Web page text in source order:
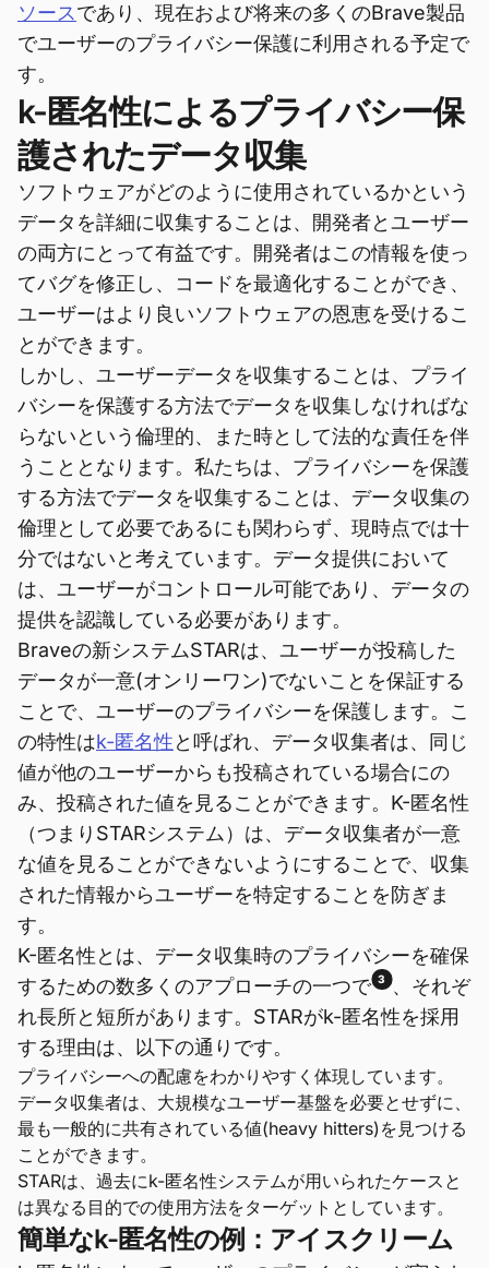
ソースであり、現在および将来の多くのBrave製品
でユーザーのプライバシー保護に利用される予定で
す。
k-匿名性によるプライバシー保
護されたデータ収集
ソフトウェアがどのように使用されているかという
データを詳細に収集することは、開発者とユーザー
の両方にとって有益です。開発者はこの情報を使っ
てバグを修正し、コードを最適化することができ、
ユーザーはより良いソフトウェアの恩恵を受けるこ
とができます。
しかし、ユーザーデータを収集することは、プライ
バシーを保護する方法でデータを収集しなければな
らないという倫理的、また時として法的な責任を伴
うこととなります。私たちは、プライバシーを保護
する方法でデータを収集することは、データ収集の
倫理として必要であるにも関わらず、現時点では十
分ではないと考えています。データ提供において
は、ユーザーがコントロール可能であり、データの
提供を認識している必要があります。
Braveの新システムSTARは、ユーザーが投稿した
データが一意(オンリーワン)でないことを保証する
ことで、ユーザーのプライバシーを保護します。こ
の特性はk-匿名性と呼ばれ、データ収集者は、同じ
値が他のユーザーからも投稿されている場合にの
み、投稿された値を見ることができます。K-匿名性
（つまりSTARシステム）は、データ収集者が一意
な値を見ることができないようにすることで、収集
された情報からユーザーを特定することを防ぎま
す。
K-匿名性とは、データ収集時のプライバシーを確保
するための数多くのアプローチの一つで 3 、それぞ
れ長所と短所があります。STARがk-匿名性を採用
する理由は、以下の通りです。
プライバシーへの配慮をわかりやすく体現しています。
データ収集者は、大規模なユーザー基盤を必要とせずに、
最も一般的に共有されている値(heavy hitters)を見つける
ことができます。
STARは、過去にk-匿名性システムが用いられたケースと
は異なる目的での使用方法をターゲットとしています。
簡単なk-匿名性の例：アイスクリーム